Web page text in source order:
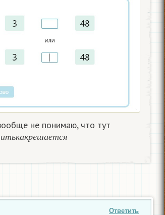
не понимаю, что тут
и т ька кр е ш а е т ся
итькак решается
Ответить